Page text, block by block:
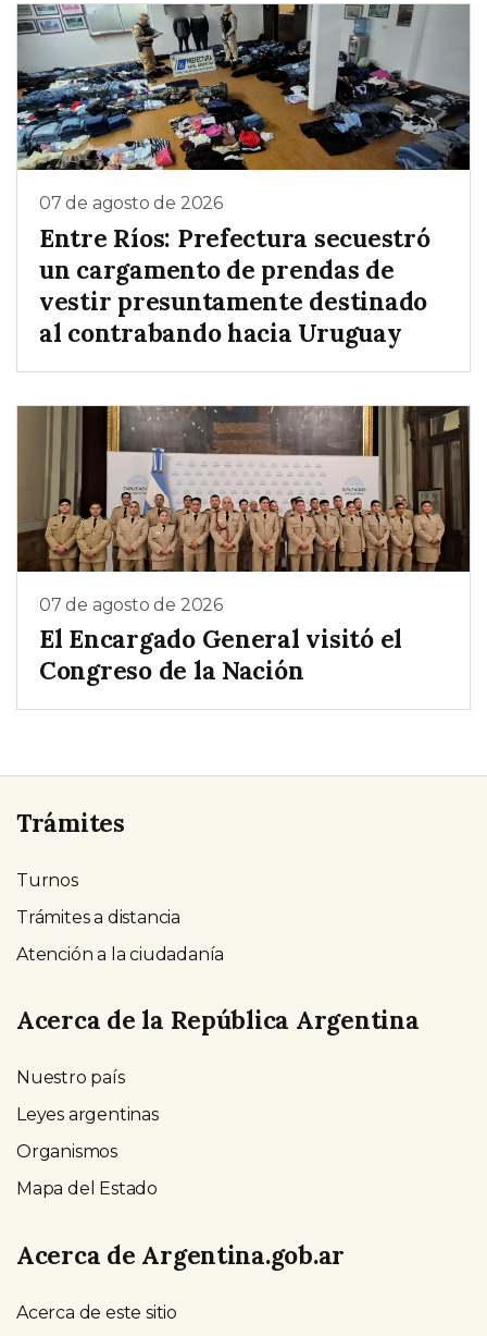
07 de agosto de 2026
Entre Ríos: Prefectura secuestró
un cargamento de prendas de
vestir presuntamente destinado
al contrabando hacia Uruguay
07 de agosto de 2026
El Encargado General visitó el
Congreso de la Nación
Trámites
Turnos
Trámites a distancia
Atención a la ciudadanía
Acerca de la República Argentina
Nuestro país
Leyes argentinas
Organismos
Mapa del Estado
Acerca de Argentina.gob.ar
Acerca de este sitio